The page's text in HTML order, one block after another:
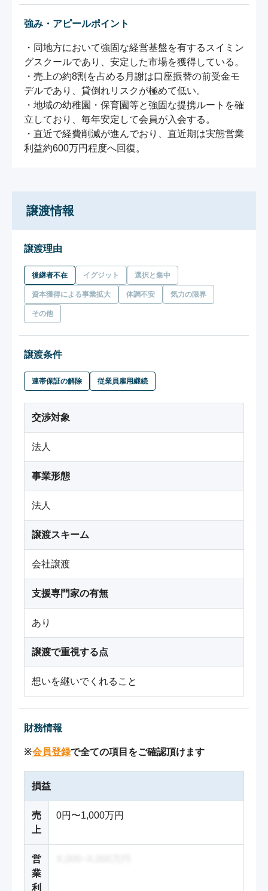
強み・アピールポイント
・同地方において強固な経営基盤を有するスイミン
グスクールであり、安定した市場を獲得している。
・売上の約8割を占める月謝は口座振替の前受金モ
デルであり、貸倒れリスクが極めて低い。
・地域の幼稚園・保育園等と強固な提携ルートを確
立しており、毎年安定して会員が入会する。
・直近で経費削減が進んでおり、直近期は実態営業
利益約600万円程度へ回復。
譲渡情報
譲渡理由
後継者不在 イグジット 選択と集中
資本獲得による事業拡大 体調不安 気力の限界
その他
譲渡条件
連帯保証の解除 従業員雇用継続
交渉対象
法人
事業形態
法人
譲渡スキーム
会社譲渡
支援専門家の有無
あり
譲渡で重視する点
想いを継いでくれること
財務情報
※会員登録で全ての項目をご確認頂けます
損益
売
上
0円〜1,000万円
営
業
利